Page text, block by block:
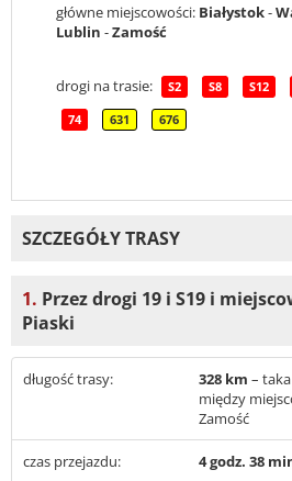
główne miejscowości: Białystok-
Lublin -Zamość
drogi na trasie: S2 S8 S12
74 631 676
SZCZEGÓŁY TRASY
1. Przez drogi 19 i S19 i
Piaski
długość trasy: 328 km –
między
Zamość
czas przejazdu: 4 godz. 38